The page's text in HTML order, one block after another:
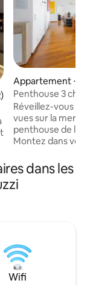
moyenne sur la
Appartement ⋅
Penthouse 3
toit et ascenseur
Réveillez-vous
vues sur la mer
penthouse de
Montez dans
montez sur le
sortez vers la
le toit, le bar et le
Wi-Fi rapide +
dédié, d'un lave-
l'unité et d'une
tout dans un
dans les
Wifi